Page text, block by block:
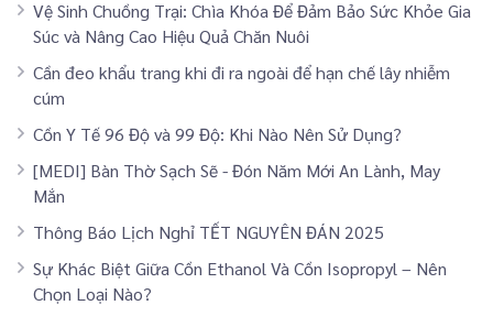
Vệ Sinh Chuồng Trại: Chìa Khóa Để Đảm Bảo Sức Khỏe Gia
Súc và Nâng Cao Hiệu Quả Chăn Nuôi
Cần đeo khẩu trang khi đi ra ngoài để hạn chế lây nhiễm
cúm
Cồn Y Tế 96 Độ và 99 Độ: Khi Nào Nên Sử Dụng?
[MEDI] Bàn Thờ Sạch Sẽ - Đón Năm Mới An Lành, May
Mắn
Thông Báo Lịch Nghỉ TẾT NGUYÊN ĐÁN 2025
Sự Khác Biệt Giữa Cồn Ethanol Và Cồn Isopropyl – Nên
Chọn Loại Nào?